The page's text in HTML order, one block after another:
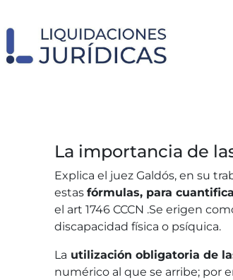
La importancia de
Explica el juez Galdós, en su
estasfórmulas, para
el art 1746 CCCN .Se erigen
discapacidad física o psíquica.
La utilización obligatoria de
numérico al que se arribe; por